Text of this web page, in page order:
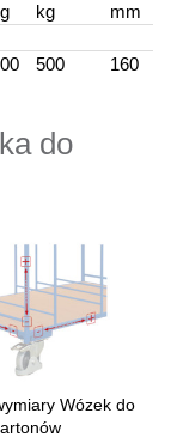
kg
mm
500 160
do
Wózek do